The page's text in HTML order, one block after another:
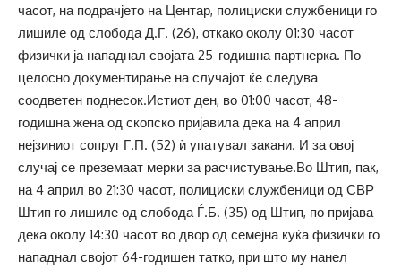
часот, на подрачјето на Центар, полициски службеници го
лишиле од слобода Д.Г. (26), откако околу 01:30 часот
физички ја нападнал својата 25-годишна партнерка. По
целосно документирање на случајот ќе следува
соодветен поднесок.Истиот ден, во 01:00 часот, 48-
годишна жена од скопско пријавила дека на 4 април
нејзиниот сопруг Г.П. (52) ѝ упатувал закани. И за овој
случај се преземаат мерки за расчистување.Во Штип, пак,
на 4 април во 21:30 часот, полициски службеници од СВР
Штип го лишиле од слобода Ѓ.Б. (35) од Штип, по пријава
дека околу 14:30 часот во двор од семејна куќа физички го
нападнал својот 64-годишен татко, при што му нанел